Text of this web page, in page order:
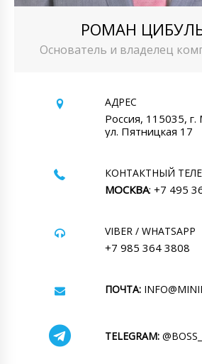
РОМАН
Основатель и владелец
АДРЕС
Россия, 115035, г.
ул. Пятницкая 17
КОНТАКТНЫЙ
МОСКВА: +7 495
VIBER / WHATSAPP
+7 985 364 3808
ПОЧТА:
TELEGRAM: